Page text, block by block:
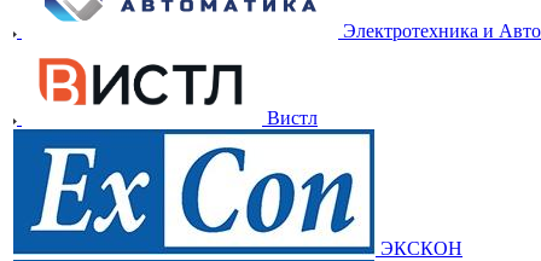
Электротехника и
Вистл
ЭКСКОН